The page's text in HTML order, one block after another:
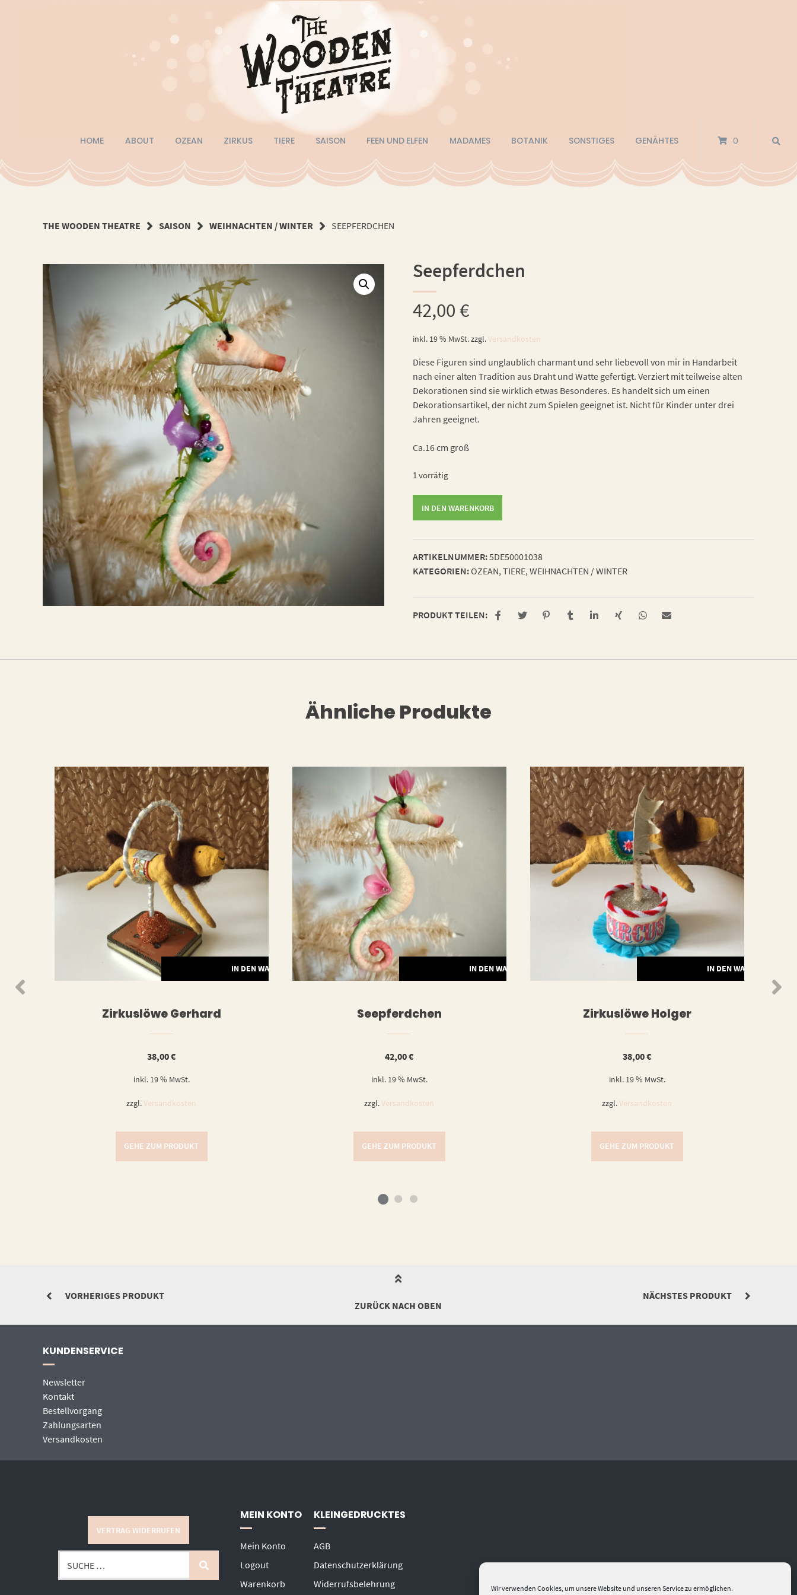
Wir verwenden Cookies, um unsere Website und unseren Service zu ermöglichen.
HOME ABOUT OZEAN ZIRKUS TIERE SAISON FEEN UND ELFEN MADAMES BOTANIK SONSTIGES GENÄHTES 0
THE WOODEN THEATRE SAISON WEIHNACHTEN / WINTER SEEPFERDCHEN
Seepferdchen
42,00€
inkl. 19 % MwSt.zzgl.Versandkosten
Diese Figuren sind unglaublich charmant und sehr liebevoll von mir in Handarbeit
nach einer alten Tradition aus Draht und Watte gefertigt. Verziert mit teilweise alten
Dekorationen sind sie wirklich etwas Besonderes. Es handelt sich um einen
Dekorationsartikel, der nicht zum Spielen geeignet ist. Nicht für Kinder unter drei
Jahren geeignet.
Ca.16 cm groß
1 vorrätig
IN DEN WARENKORB
ARTIKELNUMMER:5DE50001038
KATEGORIEN:OZEAN,TIERE,WEIHNACHTEN / WINTER
PRODUKT TEILEN:
Ähnliche Produkte
IN DEN WARENKORB
Zirkuslöwe Gerhard
38,00€
inkl. 19 % MwSt.
zzgl.Versandkosten
GEHE ZUM PRODUKT
IN DEN WARENKORB
Seepferdchen
42,00€
inkl. 19 % MwSt.
zzgl.Versandkosten
GEHE ZUM PRODUKT
IN DEN WARENKORB
Zirkuslöwe Holger
38,00€
inkl. 19 % MwSt.
zzgl.Versandkosten
GEHE ZUM PRODUKT
VORHERIGES PRODUKT
NÄCHSTES PRODUKT
ZURÜCK NACH OBEN
KUNDENSERVICE
Newsletter
Kontakt
Bestellvorgang
Zahlungsarten
Versandkosten
VERTRAG WIDERRUFEN
MEIN KONTO
Mein Konto
Logout
Warenkorb
KLEINGEDRUCKTES
AGB
Datenschutzerklärung
Widerrufsbelehrung